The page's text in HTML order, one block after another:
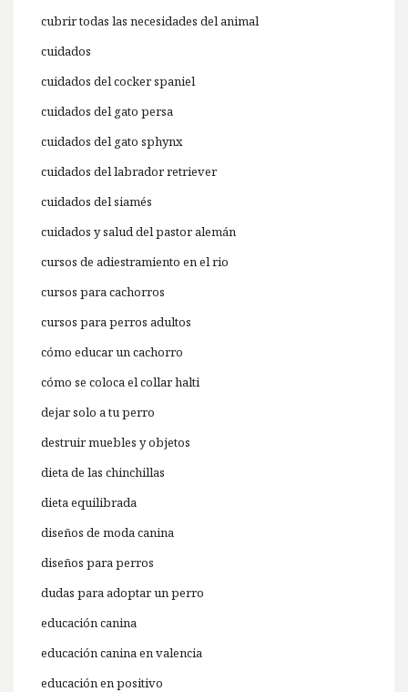
cubrir todas las necesidades del animal
cuidados
cuidados del cocker spaniel
cuidados del gato persa
cuidados del gato sphynx
cuidados del labrador retriever
cuidados del siamés
cuidados y salud del pastor alemán
cursos de adiestramiento en el rio
cursos para cachorros
cursos para perros adultos
cómo educar un cachorro
cómo se coloca el collar halti
dejar solo a tu perro
destruir muebles y objetos
dieta de las chinchillas
dieta equilibrada
diseños de moda canina
diseños para perros
dudas para adoptar un perro
educación canina
educación canina en valencia
educación en positivo